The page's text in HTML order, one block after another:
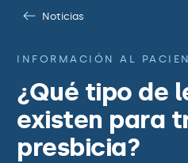
Noticias
INFORMACIÓN AL
¿Qué tipo de
existen para
presbicia?